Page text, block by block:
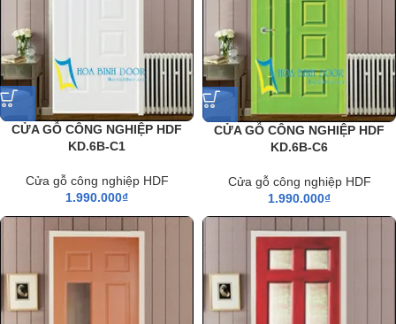
CỬA GỖ CÔNG NGHIỆP HDF
KD.6B-C1
Cửa gỗ công nghiệp HDF
1.990.000₫
CỬA GỖ CÔNG NGHIỆP HDF
KD.6B-C6
Cửa gỗ công nghiệp HDF
1.990.000₫